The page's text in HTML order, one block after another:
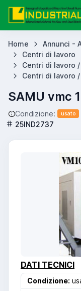
Home
Annunci -
Centri di lavoro
Centri di lavoro
Centri di lavoro
SAMU vmc
Condizione: usato
25IND2737
DATI TECNICI
Condizione: